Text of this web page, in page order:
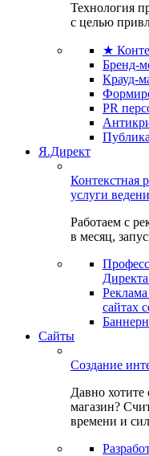
Технология
с целью
★
Бренд-
Крауд-
PR
Я.Директ
Контекстная
услуги
Работаем с
в месяц,
сайтах
Сайты
Создание
Давно хотите
магазин?
времени и